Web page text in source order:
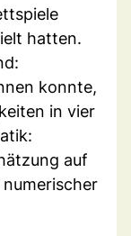
hatten.
konnte,
in vier
auf